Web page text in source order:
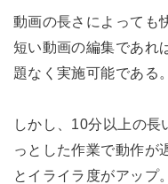
動画の長さによっても
短い動画の編集であれ
題なく実施可能である。
しかし、10分以上の長
っとした作業で動作が
とイライラ度がアップ。